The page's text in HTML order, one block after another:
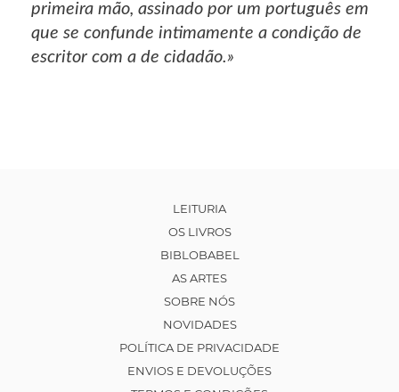
primeira mão, assinado por um português em
que se confunde intimamente a condição de
escritor com a de cidadão.»
LEITURIA
OS LIVROS
BIBLOBABEL
AS ARTES
SOBRE NÓS
NOVIDADES
POLÍTICA DE PRIVACIDADE
ENVIOS E DEVOLUÇÕES